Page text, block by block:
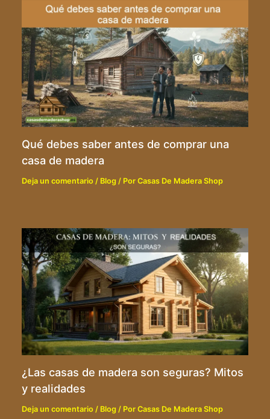
Qué debes saber antes de comprar una
casa de madera
Deja un comentario / Blog / PorCasas De Madera Shop
¿Las casas de madera son seguras? Mitos
y realidades
Deja un comentario / Blog / PorCasas De Madera Shop